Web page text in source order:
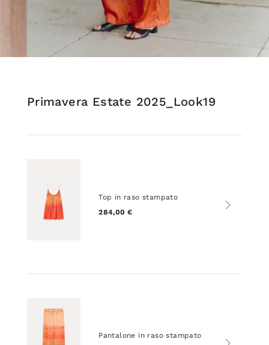
Primavera Estate 2025_Look19
Top in raso stampato
284,00 €
Pantalone in raso stampato